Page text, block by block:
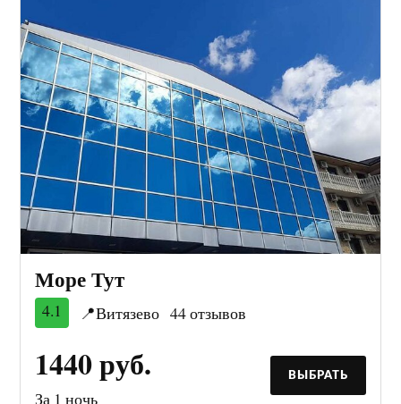
Море Тут
4.1 📍Витязево 44 отзывов
1440 руб.
За 1 ночь
ВЫБРАТЬ